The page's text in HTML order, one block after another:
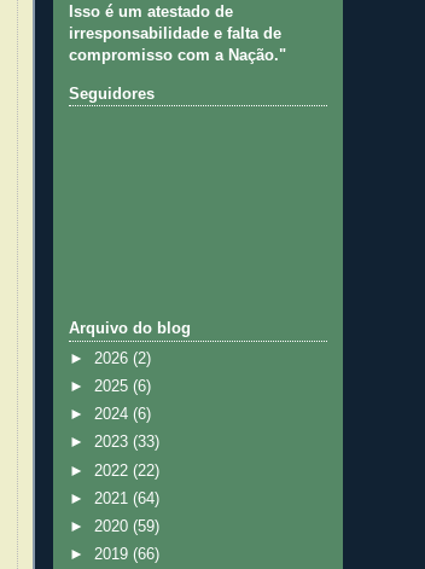
Isso é um atestado de
irresponsabilidade e falta de
compromisso com a Nação."
Seguidores
Arquivo do blog
► 2026 (2)
► 2025 (6)
► 2024 (6)
► 2023 (33)
► 2022 (22)
► 2021 (64)
► 2020 (59)
► 2019 (66)